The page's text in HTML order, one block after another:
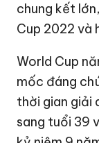
chung kết
Cup 2022 và
World Cup
mốc đáng
thời gian giải
sang tuổi 39